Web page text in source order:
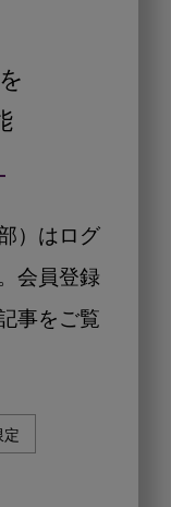
）はログ
会員登録
事をご覧
定